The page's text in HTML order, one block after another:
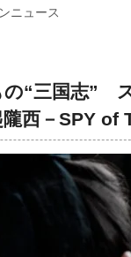
ニュース
“三国志”
隴西－SPY